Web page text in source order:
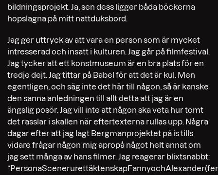
bildningsprojekt. Ja, sen dess ligger båda böckerna
hopslagna på mitt nattduksbord.
Jag ger uttryck av att vara en person som är mycket
intresserad och insatt i kulturen. Jag går på filmfestival.
Jag tycker att ett konstmuseum är en bra plats för en
tredje dejt. Jag tittar på Babel för att det är kul. Men
egentligen, och säg inte det här till någon, så är kanske
den sanna anledningen till allt detta att jag är en
ängslig posör. Jag vill inte att någon ska veta hur tomt
det rasslar i skallen när eftertexterna rullas upp. Några
dagar efter att jag lagt Bergmanprojektet på is tills
vidare frågar någon mig apropå något helt annat om
jag sett många av hans filmer. Jag reagerar blixtsnabbt: